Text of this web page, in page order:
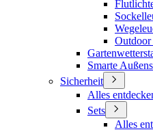
Smarte
Sicherheit
Alles
Sets
Alles